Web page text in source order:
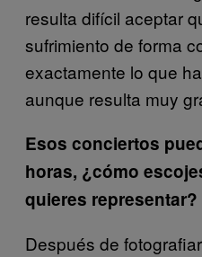
resulta difícil aceptar
sufrimiento de forma
exactamente lo que
aunque resulta muy
Esos conciertos
horas, ¿cómo
quieres representar?
Después de